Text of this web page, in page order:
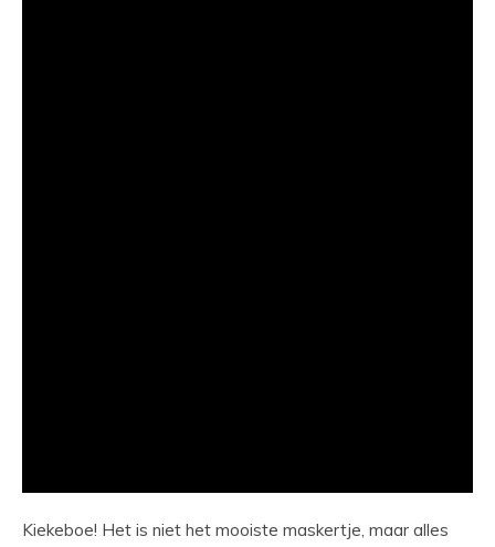
Kiekeboe! Het is niet het mooiste maskertje, maar alles